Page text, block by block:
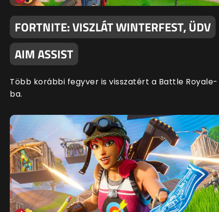
FORTNITE: VISZLÁT WINTERFEST, ÜDV
AIM ASSIST
Több korábbi fegyver is visszatért a Battle Royale-
ba.